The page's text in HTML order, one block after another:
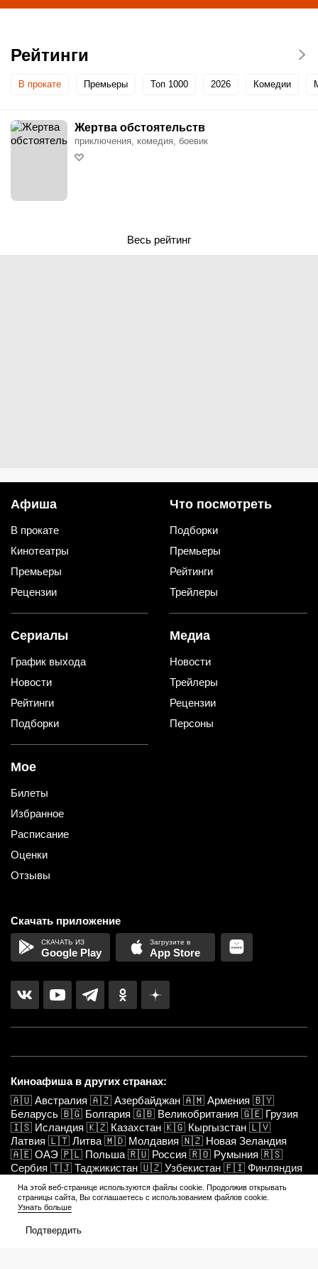
Рейтинги
В прокате Премьеры Топ 1000 2026 Комедии
Жертва обстоятельств
приключения, комедия, боевик
Весь рейтинг
Афиша
В прокате
Кинотеатры
Премьеры
Рецензии
Что посмотреть
Подборки
Премьеры
Рейтинги
Трейлеры
Сериалы
График выхода
Новости
Рейтинги
Подборки
Медиа
Новости
Трейлеры
Рецензии
Персоны
Мое
Билеты
Избранное
Расписание
Оценки
Отзывы
Скачать приложение
Google Play App Store
Киноафиша в других странах:
🇦🇺 Австралия 🇦🇿 Азербайджан 🇦🇲 Армения 🇧🇾
Беларусь 🇧🇬 Болгария 🇬🇧 Великобритания 🇬🇪 Грузия
🇮🇸 Исландия 🇰🇿 Казахстан 🇰🇬 Кыргызстан 🇱🇻
Латвия 🇱🇹 Литва 🇲🇩 Молдавия 🇳🇿 Новая Зеландия
🇦🇪 ОАЭ 🇵🇱 Польша 🇷🇺 Россия 🇷🇴 Румыния 🇷🇸
Сербия 🇹🇯 Таджикистан 🇺🇿 Узбекистан 🇫🇮 Финляндия
Хорватия
О нас Контакты
Конфиденциальность
На этой веб-странице используются файлы cookie. Продолжив открывать
страницы сайта, Вы соглашаетесь с использованием файлов cookie.
Узнать больше
Подтвердить